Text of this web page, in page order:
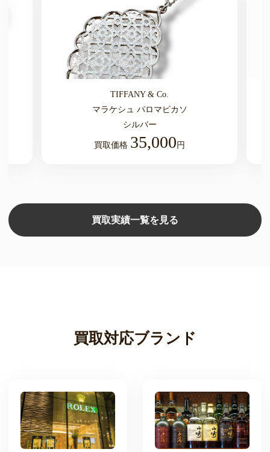
TIFFANY & Co.
マラケシュ パロマピカソ
シルバー
買取価格 35,000 円
買取実績一覧を見る
買取対応ブランド